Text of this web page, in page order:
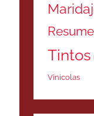
Tintos
Vinicolas